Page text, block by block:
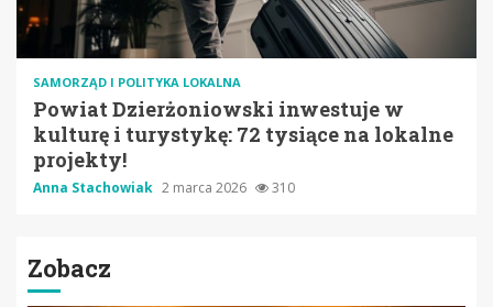
SAMORZĄD I POLITYKA LOKALNA
Powiat Dzierżoniowski inwestuje w
kulturę i turystykę: 72 tysiące na lokalne
projekty!
Anna Stachowiak 2 marca 2026 310
Zobacz